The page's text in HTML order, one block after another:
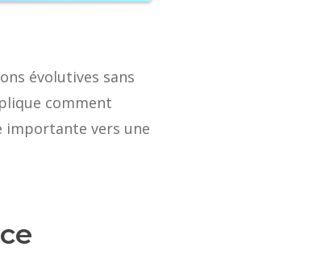
évolutives sans
comment
importante vers une